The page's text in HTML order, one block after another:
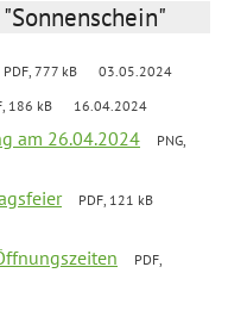
PDF, 777 kB 03.05.2024
186 kB 16.04.2024
am 26.04.2024
PNG,
PDF, 121 kB
PDF,